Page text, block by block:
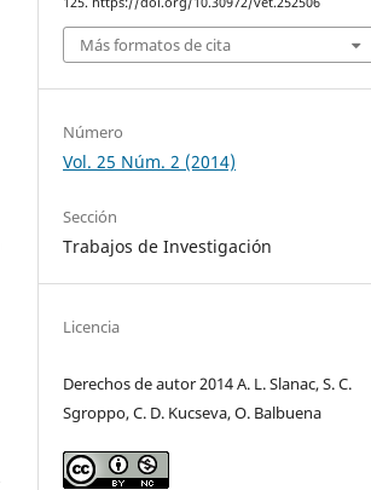
Más formatos de cita
Número
Vol. 25 Núm. 2 (2014)
Sección
Trabajos de Investigación
Licencia
Derechos de autor 2014 A. L. Slanac, S. C.
Sgroppo, C. D. Kucseva, O. Balbuena